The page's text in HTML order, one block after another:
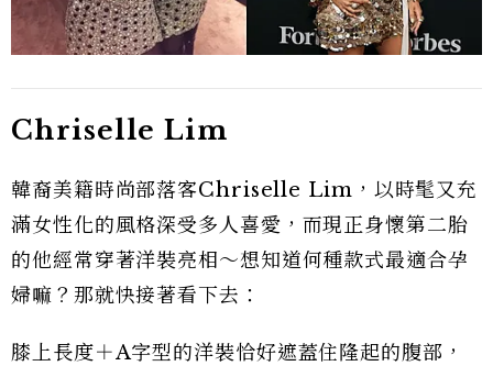
Chriselle Lim
韓裔美籍時尚部落客Chriselle Lim，以時髦又充
滿女性化的風格深受多人喜愛，而現正身懷第二胎
的他經常穿著洋裝亮相～想知道何種款式最適合孕
婦嘛？那就快接著看下去：
膝上長度＋A字型的洋裝恰好遮蓋住隆起的腹部，